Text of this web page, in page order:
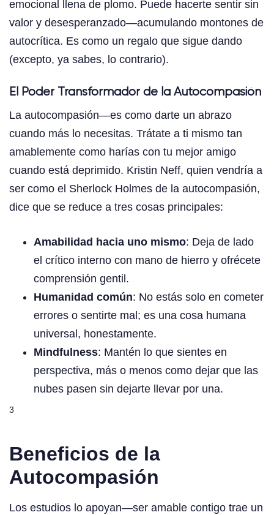
emocional llena de plomo. Puede hacerte sentir sin
valor y desesperanzado—acumulando montones de
autocrítica. Es como un regalo que sigue dando
(excepto, ya sabes, lo contrario).
El Poder Transformador de la Autocompasión
La autocompasión—es como darte un abrazo
cuando más lo necesitas. Trátate a ti mismo tan
amablemente como harías con tu mejor amigo
cuando está deprimido. Kristin Neff, quien vendría a
ser como el Sherlock Holmes de la autocompasión,
dice que se reduce a tres cosas principales:
Amabilidad hacia uno mismo: Deja de lado
el crítico interno con mano de hierro y ofrécete
comprensión gentil.
Humanidad común: No estás solo en cometer
errores o sentirte mal; es una cosa humana
universal, honestamente.
Mindfulness: Mantén lo que sientes en
perspectiva, más o menos como dejar que las
nubes pasen sin dejarte llevar por una.
3
Beneficios de la
Autocompasión
Los estudios lo apoyan—ser amable contigo trae un